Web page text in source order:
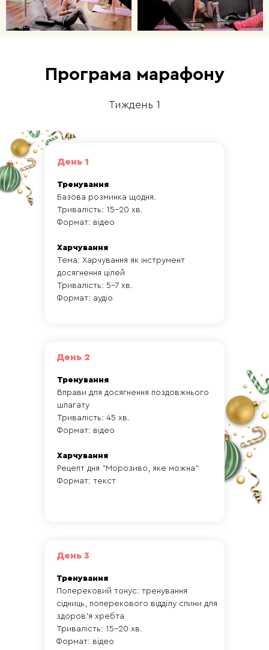
Програма марафону
Тиждень 1
День 1
Тренування
Базова розминка щодня.
Тривалість: 15-20 хв.
Формат: відео
Харчування
Тема: Харчування як інструмент
досягнення цілей
Тривалість: 5-7 хв.
Формат: аудіо
День 2
Тренування
Вправи для досягнення поздовжнього
шпагату
Тривалість: 45 хв.
Формат: відео
Харчування
Рецепт дня "Морозиво, яке можна"
Формат: текст
День 3
Тренування
Поперековий тонус: тренування
сідниць, поперекового відділу спини для
здоров'я хребта
Тривалість: 15-20 хв.
Формат: відео